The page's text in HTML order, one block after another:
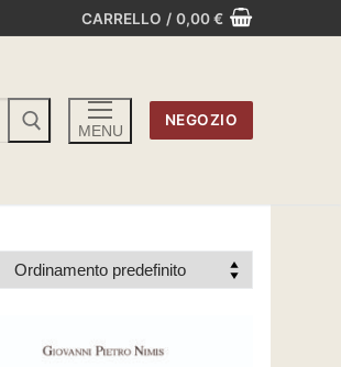
CARRELLO / 0,00€
MENU
NEGOZIO